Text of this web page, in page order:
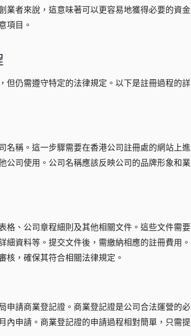
業者來說，這意味著可以更容易地獲得必要的資金
項目。
但仍需遵守特定的法律規定。以下是註冊過程的詳
名稱。這一步驟需要在香港公司註冊處的網站上進
公司使用。公司名稱應該反映公司的品牌形象和業
格、公司章程細則及其他相關文件。這些文件需要
細資料等。提交文件後，需繳納相應的註冊費用。
核，確保其符合相關法律規定。
申請商業登記證。商業登記證是公司合法運營的必
內申請。商業登記證的申請過程相對簡單，只需提